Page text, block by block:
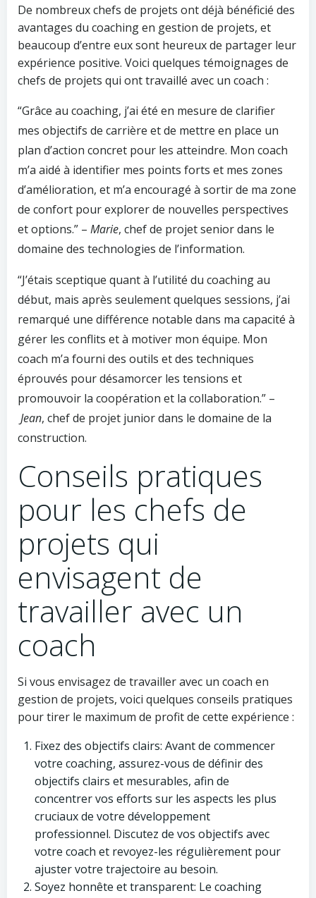
De nombreux chefs de projets ont déjà bénéficié des
avantages du coaching en gestion de projets, et
beaucoup d’entre eux sont heureux de partager leur
expérience positive. Voici quelques témoignages de
chefs de projets qui ont travaillé avec un coach :
“Grâce au coaching, j’ai été en mesure de clarifier
mes objectifs de carrière et de mettre en place un
plan d’action concret pour les atteindre. Mon coach
m’a aidé à identifier mes points forts et mes zones
d’amélioration, et m’a encouragé à sortir de ma zone
de confort pour explorer de nouvelles perspectives
et options.” – Marie, chef de projet senior dans le
domaine des technologies de l’information.
“J’étais sceptique quant à l’utilité du coaching au
début, mais après seulement quelques sessions, j’ai
remarqué une différence notable dans ma capacité à
gérer les conflits et à motiver mon équipe. Mon
coach m’a fourni des outils et des techniques
éprouvés pour désamorcer les tensions et
promouvoir la coopération et la collaboration.” –
Jean, chef de projet junior dans le domaine de la
construction.
Conseils pratiques
pour les chefs de
projets qui
envisagent de
travailler avec un
coach
Si vous envisagez de travailler avec un coach en
gestion de projets, voici quelques conseils pratiques
pour tirer le maximum de profit de cette expérience :
Fixez des objectifs clairs: Avant de commencer
votre coaching, assurez-vous de définir des
objectifs clairs et mesurables, afin de
concentrer vos efforts sur les aspects les plus
cruciaux de votre développement
professionnel. Discutez de vos objectifs avec
votre coach et revoyez-les régulièrement pour
ajuster votre trajectoire au besoin.
Soyez honnête et transparent: Le coaching